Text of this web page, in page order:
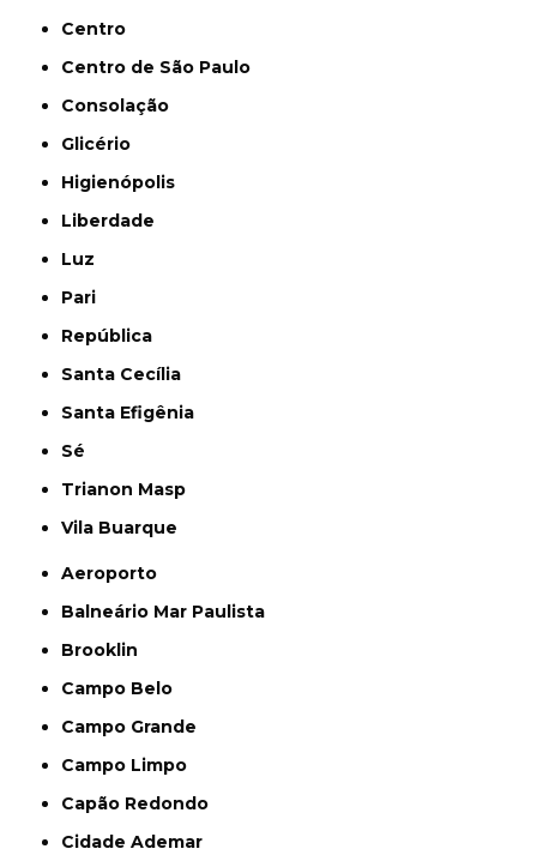
Centro
Centro de São Paulo
Consolação
Glicério
Higienópolis
Liberdade
Luz
Pari
República
Santa Cecília
Santa Efigênia
Sé
Trianon Masp
Vila Buarque
Aeroporto
Balneário Mar Paulista
Brooklin
Campo Belo
Campo Grande
Campo Limpo
Capão Redondo
Cidade Ademar